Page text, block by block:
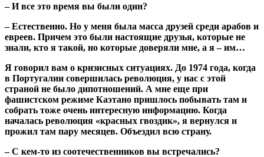
– И все это время вы были один?
– Естественно. Но у меня была масса друзей среди арабов и
евреев. Причем это были настоящие друзья, которые не
знали, кто я такой, но которые доверяли мне, а я – им…
Я говорил вам о кризисных ситуациях. До 1974 года, когда
в Португалии совершилась революция, у нас с этой
страной не было дипотношений. А мне еще при
фашистском режиме Каэтано пришлось побывать там и
собрать тоже очень интересную информацию. Когда
началась революция «красных гвоздик», я вернулся и
прожил там пару месяцев. Объездил всю страну.
– С кем-то из соотечественников вы встречались?